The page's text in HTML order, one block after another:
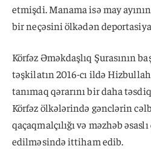
etmişdi. Manama isə may
bir neçəsini ölkədən
Körfəz Əməkdaşlıq Şurasının
təşkilatın 2016-cı ildə
tanımaq qərarını bir daha
Körfəz ölkələrində gənclərin
qaçaqmalçılığı və məzhəb
edilməsində ittiham edib.